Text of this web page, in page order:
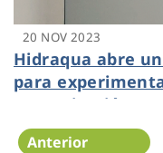
20 NOV 2023
Hidraqua abre
para
comunicación
Comunitat
Anterior